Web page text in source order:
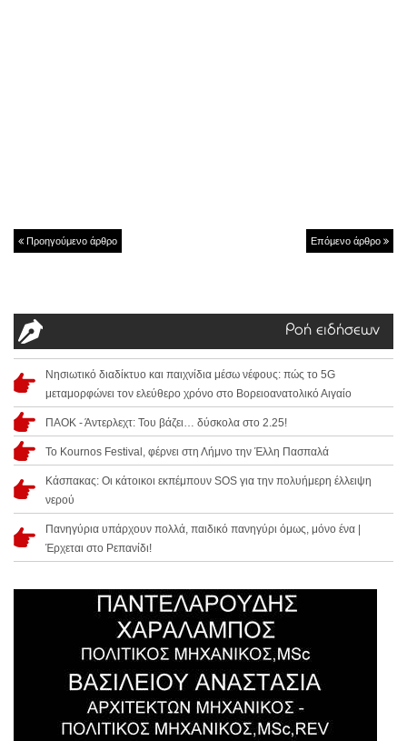
Προηγούμενο άρθρο Επόμενο άρθρο
Ροή ειδήσεων
Νησιωτικό διαδίκτυο και παιχνίδια μέσω νέφους: πώς το 5G
μεταμορφώνει τον ελεύθερο χρόνο στο Βορειοανατολικό Αιγαίο
ΠΑΟΚ - Άντερλεχτ: Του βάζει… δύσκολα στο 2.25!
Το Kournos Festival, φέρνει στη Λήμνο την Έλλη Πασπαλά
Κάσπακας: Οι κάτοικοι εκπέμπουν SOS για την πολυήμερη έλλειψη
νερού
Πανηγύρια υπάρχουν πολλά, παιδικό πανηγύρι όμως, μόνο ένα |
Έρχεται στο Ρεπανίδι!